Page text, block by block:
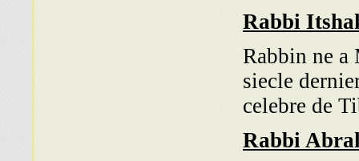
Rabbi
Rabbin ne a
siecle
celebre de
Rabbi